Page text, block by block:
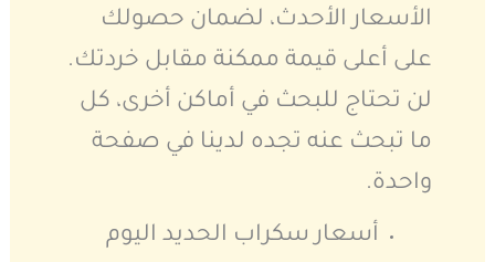
الأسعار الأحدث، لضمان حصولك
على أعلى قيمة ممكنة مقابل خردتك.
لن تحتاج للبحث في أماكن أخرى، كل
ما تبحث عنه تجده لدينا في صفحة
واحدة.
أسعار سكراب الحديد اليوم